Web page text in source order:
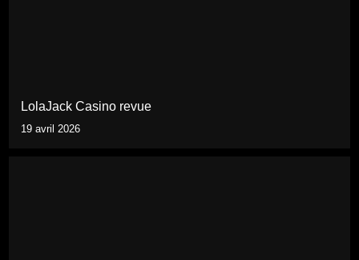
LolaJack Casino revue
19 avril 2026